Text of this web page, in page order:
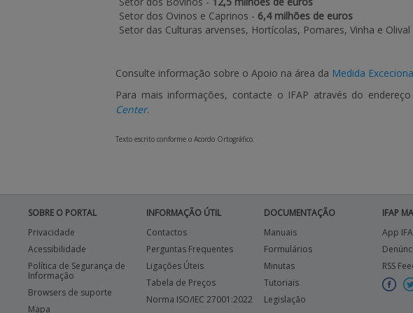
Setor dos Ovinos e Caprinos - 6,4 milhões de euros
Setor das Culturas arvenses, Hortícolas, Pomares, Vinha e Olival
Consulte informação sobre o Apoio na área da Medida
Para mais informações, contacte o IFAP através do
Center.
Texto escrito conforme o Acordo Ortográfico.
SOBRE O PORTAL
Privacidade
Acessibilidade
Política de Segurança de
Informação
Browsers de suporte
Mapa
INFORMAÇÃO ÚTIL
Contactos
Perguntas Frequentes
Ligações Úteis
Tabela de Preços
Norma ISO/IEC 27001:2022
DOCUMENTAÇÃO
Manuais
Formulários
Minutas
Tutoriais
Legislação
IFAP
App
RSS